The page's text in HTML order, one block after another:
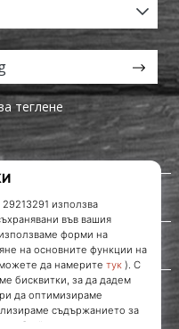
теглене